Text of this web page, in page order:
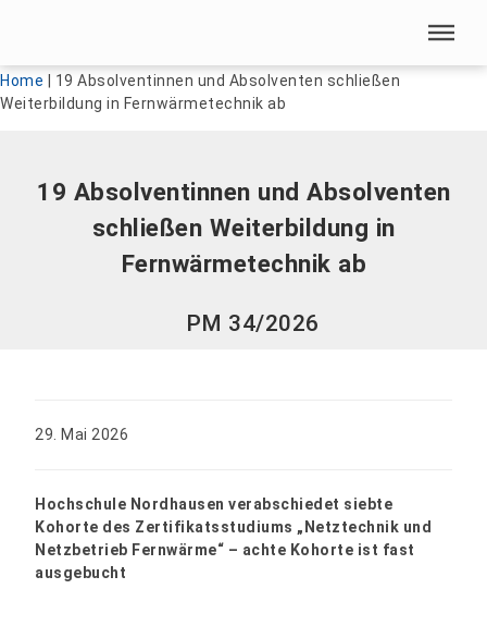
Menü überspringen
Home
19 Absolventinnen und Absolventen schließen
Weiterbildung in Fernwärmetechnik ab
19 Absolventinnen und Absolventen
schließen Weiterbildung in
Fernwärmetechnik ab
PM 34/2026
29. Mai 2026
Hochschule Nordhausen verabschiedet siebte
Kohorte des Zertifikatsstudiums „Netztechnik und
Netzbetrieb Fernwärme“ – achte Kohorte ist fast
ausgebucht